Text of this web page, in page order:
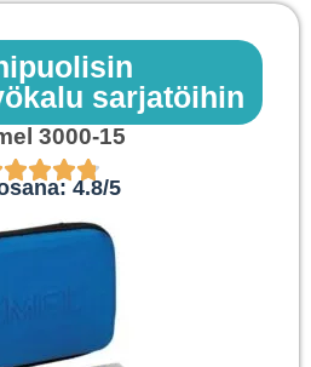
sarjatöihin
3000-15
4.8/5